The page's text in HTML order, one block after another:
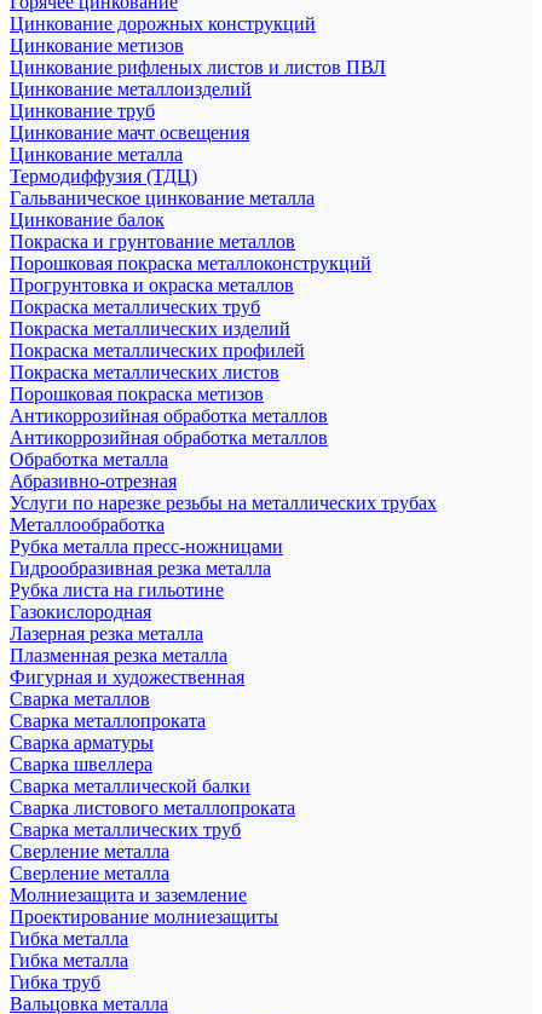
Цинкование дорожных конструкций
Цинкование метизов
Цинкование рифленых листов и листов ПВЛ
Цинкование металлоизделий
Цинкование труб
Цинкование мачт освещения
Цинкование металла
Термодиффузия (ТДЦ)
Гальваническое цинкование металла
Цинкование балок
Покраска и грунтование металлов
Порошковая покраска металлоконструкций
Прогрунтовка и окраска металлов
Покраска металлических труб
Покраска металлических изделий
Покраска металлических профилей
Покраска металлических листов
Порошковая покраска метизов
Антикоррозийная обработка металлов
Антикоррозийная обработка металлов
Обработка металла
Абразивно-отрезная
Услуги по нарезке резьбы на металлических трубах
Металлообработка
Рубка металла пресс-ножницами
Гидрообразивная резка металла
Рубка листа на гильотине
Газокислородная
Лазерная резка металла
Плазменная резка металла
Фигурная и художественная
Сварка металлов
Сварка металлопроката
Сварка арматуры
Сварка швеллера
Сварка металлической балки
Сварка листового металлопроката
Сварка металлических труб
Сверление металла
Сверление металла
Молниезащита и заземление
Проектирование молниезащиты
Гибка металла
Гибка металла
Гибка труб
Вальцовка металла